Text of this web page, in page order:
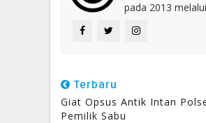
pada 2013
Terbaru
Giat Opsus Antik Intan
Pemilik Sabu